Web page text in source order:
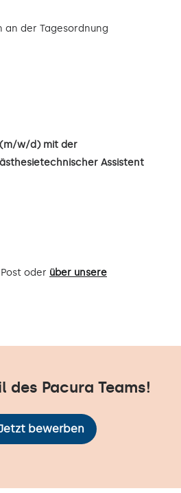
an der Tagesordnung
(m/w/d) mit der
Assistent
oder über unsere
des Pacura Teams!
bewerben